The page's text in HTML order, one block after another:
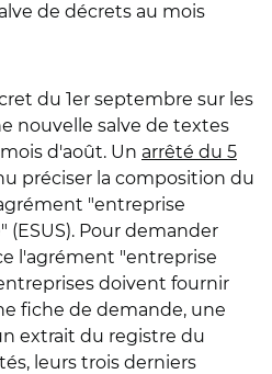
de décrets au mois
du 1er septembre sur les
nouvelle salve de textes
d'août. Un arrêté du 5
préciser la composition du
"entreprise
(ESUS). Pour demander
l'agrément "entreprise
doivent fournir
fiche de demande, une
extrait du registre du
leurs trois derniers